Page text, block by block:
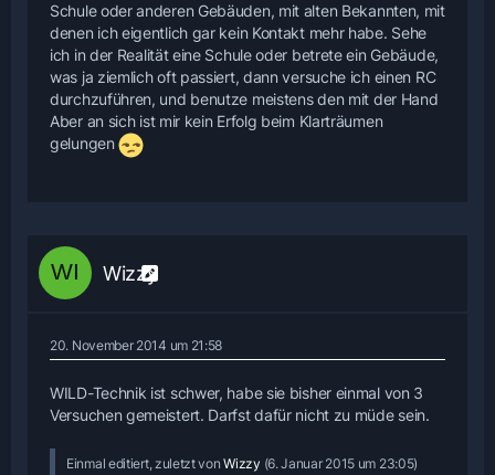
Schule oder anderen Gebäuden, mit alten Bekannten, mit
denen ich eigentlich gar kein Kontakt mehr habe. Sehe
ich in der Realität eine Schule oder betrete ein Gebäude,
was ja ziemlich oft passiert, dann versuche ich einen RC
durchzuführen, und benutze meistens den mit der Hand
Aber an sich ist mir kein Erfolg beim Klarträumen
gelungen
Wizzy
20. November 2014 um 21:58
WILD-Technik ist schwer, habe sie bisher einmal von 3
Versuchen gemeistert. Darfst dafür nicht zu müde sein.
Einmal editiert, zuletzt vonWizzy (6. Januar 2015 um 23:05)